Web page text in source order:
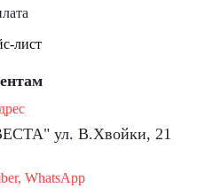
лист
ул. В.Хвойки, 21
WhatsApp